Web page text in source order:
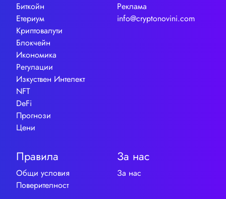
Биткойн
Етериум
Криптовалути
Блокчейн
Икономика
Регулации
Изкуствен Интелект
NFT
DeFi
Прогнози
Цени
Реклама
info@cryptonovini.com
Правила
Общи условия
Поверителност
За нас
За нас